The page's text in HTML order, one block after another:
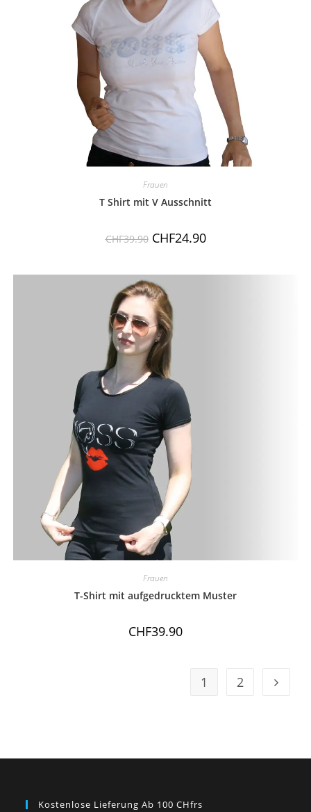
Frauen
T Shirt mit V Ausschnitt
CHF39.90 CHF24.90
Frauen
T-Shirt mit aufgedrucktem Muster
CHF39.90
1 2
Kostenlose Lieferung Ab 100 CHfrs